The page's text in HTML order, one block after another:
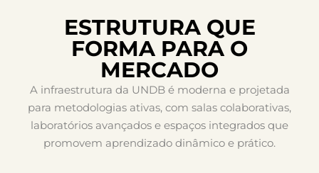
ESTRUTURA QUE
FORMA PARA O
MERCADO
A infraestrutura da UNDB é moderna e projetada
para metodologias ativas, com salas colaborativas,
laboratórios avançados e espaços integrados que
promovem aprendizado dinâmico e prático.